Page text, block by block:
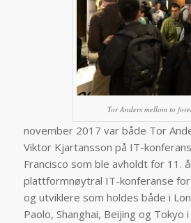
Tor Anders mellom to
november 2017 var både Tor
Viktor Kjartansson på IT-
Francisco som ble avholdt for 11.
plattformnøytral IT-konferanse
og utviklere som holdes både i
Paolo, Shanghai, Beijing og Tokyo